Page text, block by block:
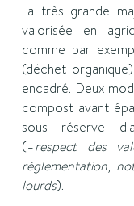
La très grande
valorisée en
comme par
(déchet
encadré. Deux
compost avant
sous réserve
(=respect des
réglementation,
lourds).